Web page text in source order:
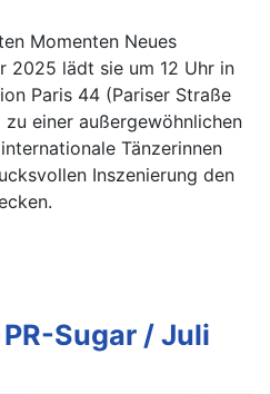
Momenten Neues
2025 lädt sie um 12 Uhr in
Paris 44 (Pariser Straße
einer außergewöhnlichen
Tänzerinnen
Inszenierung den
Sugar / Juli